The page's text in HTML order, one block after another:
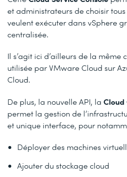
et administrateurs de choisir tous
veulent exécuter dans vSphere
centralisée.
Il s’agit ici d’ailleurs de la même
utilisée par VMware Cloud sur
Cloud.
De plus, la nouvelle API, la
permet la gestion de
et unique interface, pour
Déployer des machines
Ajouter du stockage cloud